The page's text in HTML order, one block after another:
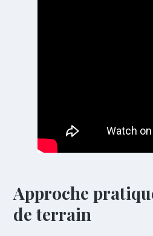
Approche
de terrain